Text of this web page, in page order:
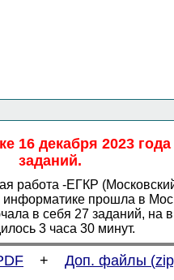
16 декабря 2023
заданий.
работа -ЕГКР
прошла в
в себя 27 заданий, на
3 часа 30 минут.
+ Доп. файлы (